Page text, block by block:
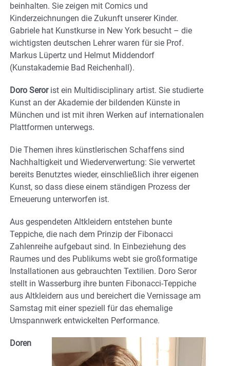
beinhalten. Sie zeigen mit Comics und
Kinderzeichnungen die Zukunft unserer Kinder.
Gabriele hat Kunstkurse in New York besucht – die
wichtigsten deutschen Lehrer waren für sie Prof.
Markus Lüpertz und Helmut Middendorf
(Kunstakademie Bad Reichenhall).
Doro Seror ist ein Multidisciplinary artist. Sie studierte
Kunst an der Akademie der bildenden Künste in
München und ist mit ihren Werken auf internationalen
Plattformen unterwegs.
Die Themen ihres künstlerischen Schaffens sind
Nachhaltigkeit und Wiederverwertung: Sie verwertet
bereits Benutztes wieder, einschließlich ihrer eigenen
Kunst, so dass diese einem ständigen Prozess der
Erneuerung unterworfen ist.
Aus gespendeten Altkleidern entstehen bunte
Teppiche, die nach dem Prinzip der Fibonacci
Zahlenreihe aufgebaut sind. In Einbeziehung des
Raumes und des Publikums webt sie großformatige
Installationen aus gebrauchten Textilien. Doro Seror
stellt in Wasserburg ihre bunten Fibonacci-Teppiche
aus Altkleidern aus und bereichert die Vernissage am
Samstag mit einer speziell für das ehemalige
Umspannwerk entwickelten Performance.
Doren